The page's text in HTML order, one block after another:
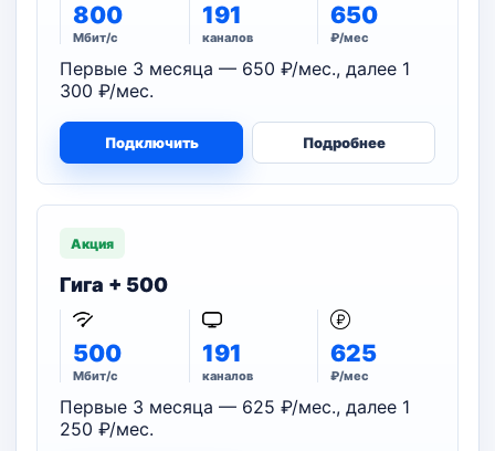
800
Мбит/с
191
каналов
650
₽/мес
Первые 3 месяца — 650 ₽/мес., далее 1
300 ₽/мес.
Подключить Подробнее
Акция
Гига + 500
500
Мбит/с
191
каналов
625
₽/мес
Первые 3 месяца — 625 ₽/мес., далее 1
250 ₽/мес.